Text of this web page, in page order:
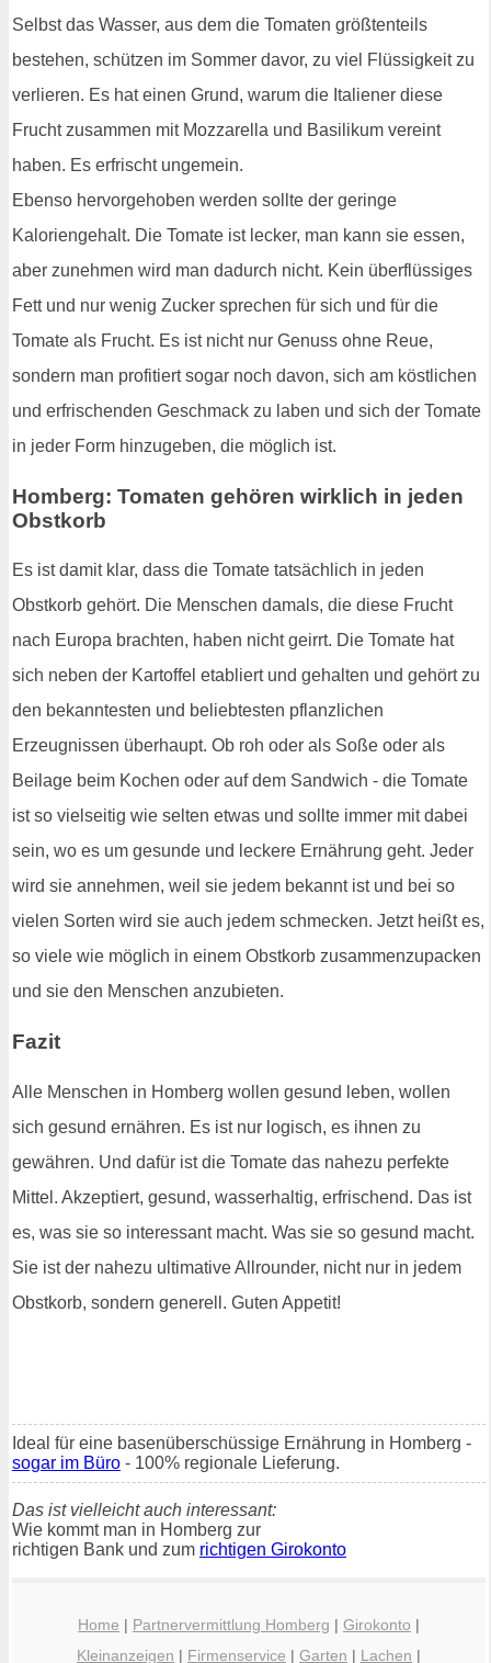
Selbst das Wasser, aus dem die Tomaten größtenteils
bestehen, schützen im Sommer davor, zu viel Flüssigkeit zu
verlieren. Es hat einen Grund, warum die Italiener diese
Frucht zusammen mit Mozzarella und Basilikum vereint
haben. Es erfrischt ungemein.
Ebenso hervorgehoben werden sollte der geringe
Kaloriengehalt. Die Tomate ist lecker, man kann sie essen,
aber zunehmen wird man dadurch nicht. Kein überflüssiges
Fett und nur wenig Zucker sprechen für sich und für die
Tomate als Frucht. Es ist nicht nur Genuss ohne Reue,
sondern man profitiert sogar noch davon, sich am köstlichen
und erfrischenden Geschmack zu laben und sich der Tomate
in jeder Form hinzugeben, die möglich ist.
Homberg: Tomaten gehören wirklich in jeden
Obstkorb
Es ist damit klar, dass die Tomate tatsächlich in jeden
Obstkorb gehört. Die Menschen damals, die diese Frucht
nach Europa brachten, haben nicht geirrt. Die Tomate hat
sich neben der Kartoffel etabliert und gehalten und gehört zu
den bekanntesten und beliebtesten pflanzlichen
Erzeugnissen überhaupt. Ob roh oder als Soße oder als
Beilage beim Kochen oder auf dem Sandwich - die Tomate
ist so vielseitig wie selten etwas und sollte immer mit dabei
sein, wo es um gesunde und leckere Ernährung geht. Jeder
wird sie annehmen, weil sie jedem bekannt ist und bei so
vielen Sorten wird sie auch jedem schmecken. Jetzt heißt es,
so viele wie möglich in einem Obstkorb zusammenzupacken
und sie den Menschen anzubieten.
Fazit
Alle Menschen in Homberg wollen gesund leben, wollen
sich gesund ernähren. Es ist nur logisch, es ihnen zu
gewähren. Und dafür ist die Tomate das nahezu perfekte
Mittel. Akzeptiert, gesund, wasserhaltig, erfrischend. Das ist
es, was sie so interessant macht. Was sie so gesund macht.
Sie ist der nahezu ultimative Allrounder, nicht nur in jedem
Obstkorb, sondern generell. Guten Appetit!
Ideal für eine basenüberschüssige Ernährung in Homberg -
sogar im Büro - 100% regionale Lieferung.
Das ist vielleicht auch interessant:
Wie kommt man in Homberg zur
richtigen Bank und zum richtigen Girokonto
Home | Partnervermittlung Homberg | Girokonto |
Kleinanzeigen | Firmenservice | Garten | Lachen |